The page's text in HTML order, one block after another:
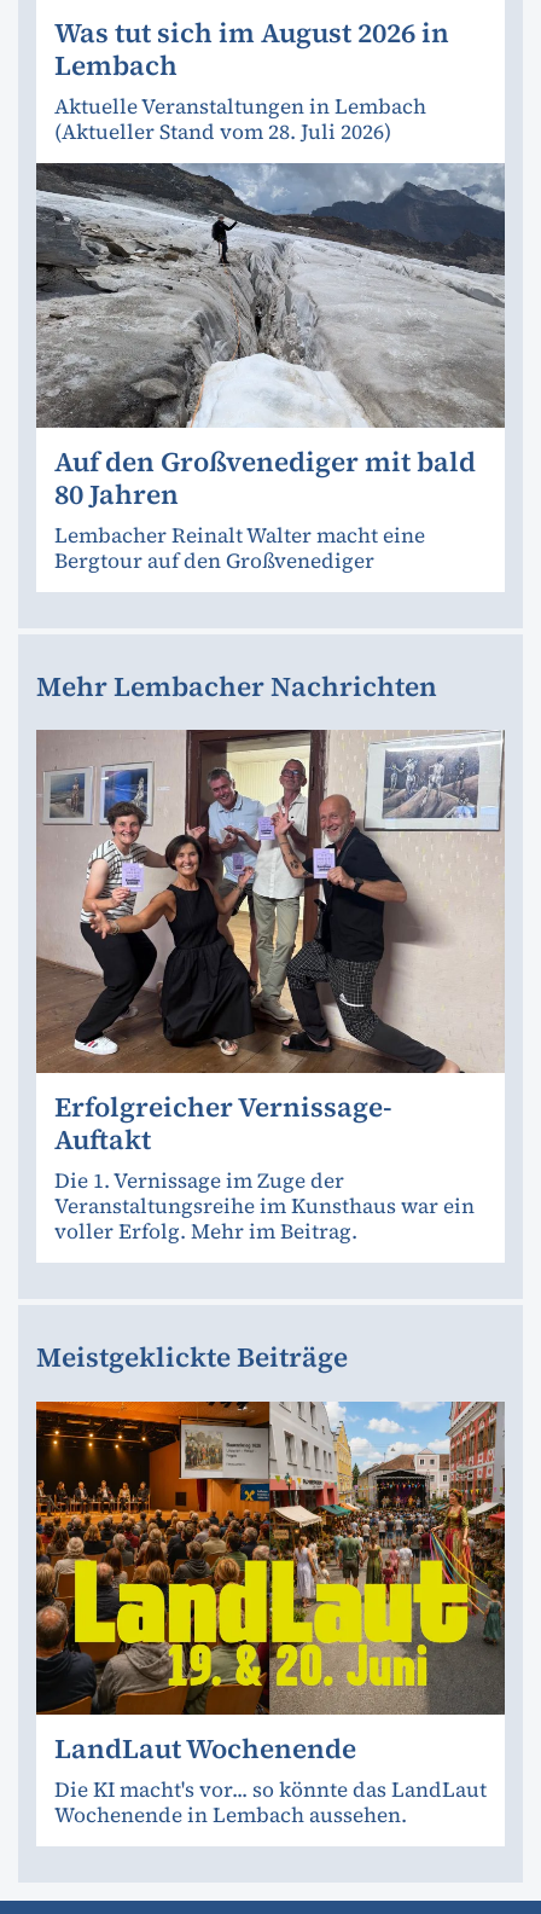
Was tut sich im August 2026 in
Lembach
Aktuelle Veranstaltungen in Lembach
(Aktueller Stand vom 28. Juli 2026)
Auf den Großvenediger mit bald
80 Jahren
Lembacher Reinalt Walter macht eine
Bergtour auf den Großvenediger
Mehr Lembacher Nachrichten
Erfolgreicher Vernissage-
Auftakt
Die 1. Vernissage im Zuge der
Veranstaltungsreihe im Kunsthaus war ein
voller Erfolg. Mehr im Beitrag.
Meistgeklickte Beiträge
LandLaut Wochenende
Die KI macht's vor... so könnte das LandLaut
Wochenende in Lembach aussehen.